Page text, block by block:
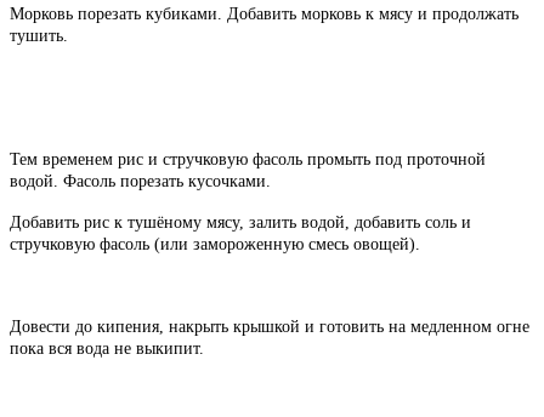
Морковь порезать кубиками. Добавить морковь к мясу и продолжать
тушить.
Тем временем рис и стручковую фасоль промыть под проточной
водой. Фасоль порезать кусочками.
Добавить рис к тушёному мясу, залить водой, добавить соль и
стручковую фасоль (или замороженную смесь овощей).
Довести до кипения, накрыть крышкой и готовить на медленном огне
пока вся вода не выкипит.